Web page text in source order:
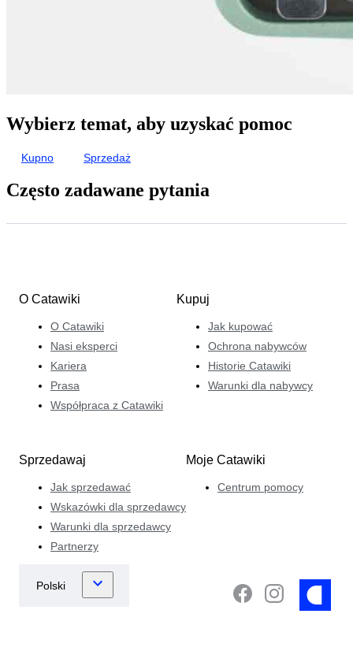
Wybierz temat, aby uzyskać pomoc
Kupno Sprzedaż
Często zadawane pytania
O Catawiki
O Catawiki
Nasi eksperci
Kariera
Prasa
Współpraca z Catawiki
Kupuj
Jak kupować
Ochrona nabywców
Historie Catawiki
Warunki dla nabywcy
Sprzedawaj
Jak sprzedawać
Wskazówki dla sprzedawcy
Warunki dla sprzedawcy
Partnerzy
Moje Catawiki
Centrum pomocy